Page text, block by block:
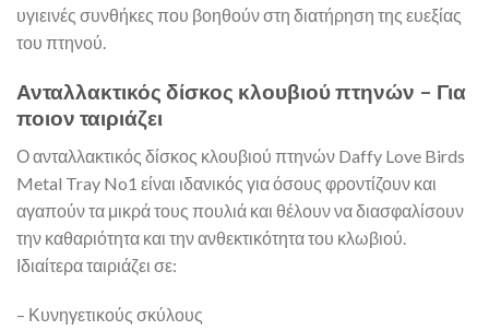
υγιεινές συνθήκες που βοηθούν στη διατήρηση της ευεξίας
του πτηνού.
Ανταλλακτικός δίσκος κλουβιού πτηνών – Για
ποιον ταιριάζει
Ο ανταλλακτικός δίσκος κλουβιού πτηνών Daffy Love Birds
Metal Tray No1 είναι ιδανικός για όσους φροντίζουν και
αγαπούν τα μικρά τους πουλιά και θέλουν να διασφαλίσουν
την καθαριότητα και την ανθεκτικότητα του κλωβιού.
Ιδιαίτερα ταιριάζει σε:
– Κυνηγετικούς σκύλους